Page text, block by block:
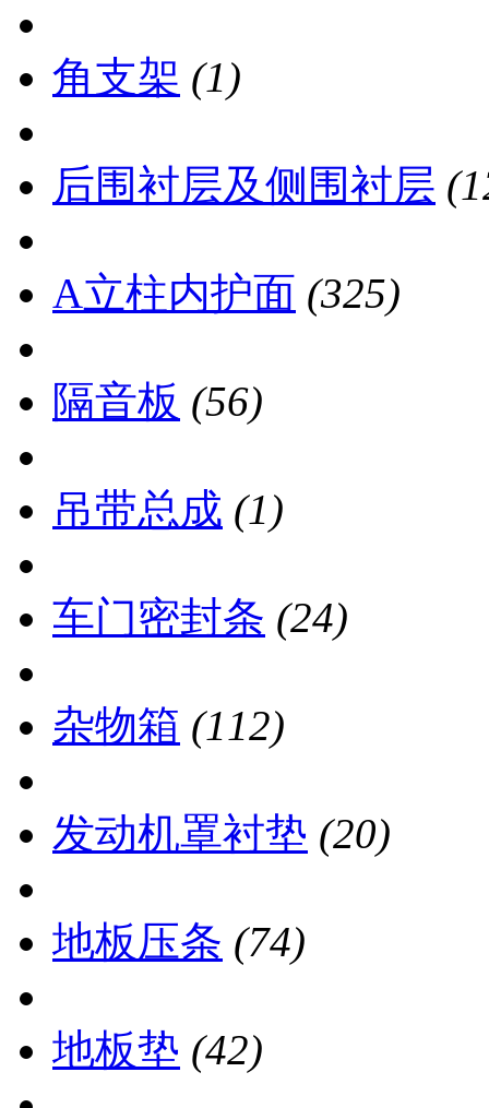
角支架 (1)
后围衬层及侧围衬层
A立柱内护面 (325)
隔音板 (56)
吊带总成 (1)
车门密封条 (24)
杂物箱 (112)
发动机罩衬垫 (20)
地板压条 (74)
地板垫 (42)